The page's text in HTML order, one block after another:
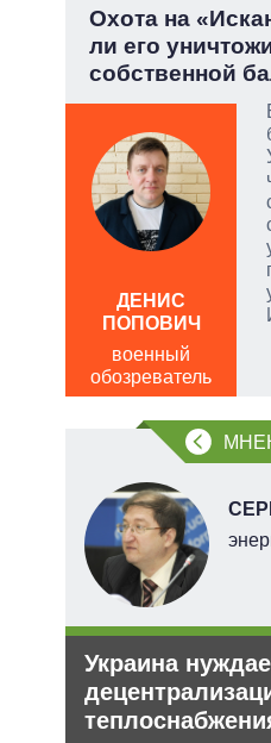
Охота на
ли его
собственной
ДЕНИС
ПОПОВИЧ
военный
обозреватель
Украина